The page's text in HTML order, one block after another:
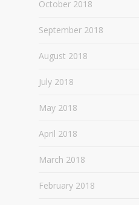
October 2018
September 2018
August 2018
July 2018
May 2018
April 2018
March 2018
February 2018